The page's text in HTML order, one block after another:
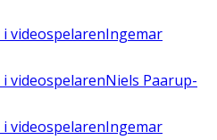
i videospelarenIngemar
i videospelarenNiels Paarup-
i videospelarenIngemar